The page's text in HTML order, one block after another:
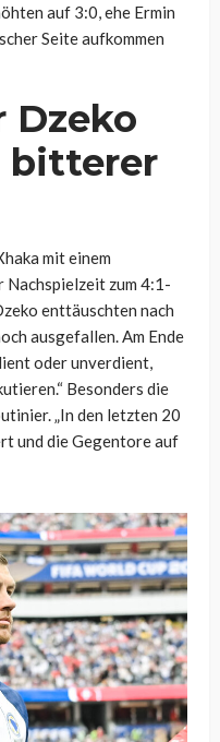
auf 3:0, ehe Ermin
Seite aufkommen
Dzeko
bitterer
mit einem
zum 4:1-
enttäuschten nach
ausgefallen. Am Ende
oder unverdient,
Besonders die
„In den letzten 20
und die Gegentore auf